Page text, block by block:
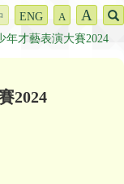
ENG A A
年才藝表演大賽2024
2024